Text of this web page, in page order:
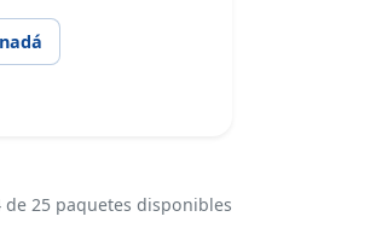
25 paquetes disponibles